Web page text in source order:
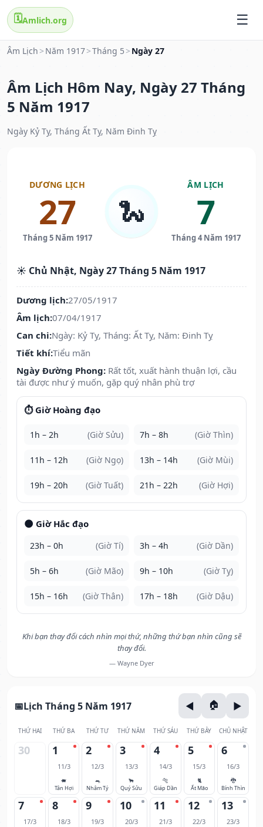
🗓️Amlich.org
Âm Lịch > Năm 1917>Tháng 5 > Ngày 27
Âm Lịch Hôm Nay, Ngày 27 Tháng
5 Năm 1917
Ngày Kỷ Tỵ, Tháng Ất Tỵ, Năm Đinh Tỵ
DƯƠNG LỊCH
27
Tháng 5 Năm 1917
🐍
ÂM LỊCH
7
Tháng 4 Năm 1917
☀️ Chủ Nhật, Ngày 27 Tháng 5 Năm 1917
Dương lịch:27/05/1917
Âm lịch:07/04/1917
Can chi:Ngày: Kỷ Tỵ, Tháng: Ất Tỵ, Năm: Đinh Tỵ
Tiết khí:Tiểu mãn
Ngày Đường Phong: Rất tốt, xuất hành thuận lợi, cầu
tài được như ý muốn, gặp quý nhân phù trợ
⏱️ Giờ Hoàng đạo
1h – 2h (Giờ Sửu) 7h – 8h (Giờ Thìn)
11h – 12h (Giờ Ngọ) 13h – 14h (Giờ Mùi)
19h – 20h (Giờ Tuất) 21h – 22h (Giờ Hợi)
🌑 Giờ Hắc đạo
23h – 0h (Giờ Tí) 3h – 4h (Giờ Dần)
5h – 6h (Giờ Mão) 9h – 10h (Giờ Tỵ)
15h – 16h (Giờ Thân) 17h – 18h (Giờ Dậu)
Khi bạn thay đổi cách nhìn mọi thứ, những thứ bạn nhìn cũng sẽ
thay đổi.
— Wayne Dyer
Lịch Tháng 5 Năm 1917
THỨ HAI THỨ BA THỨ TƯ THỨ NĂM THỨ SÁU THỨ BẢY CHỦ NHẬT
30 1
11/3
🐖
Tân Hợi
2
12/3
🐀
Nhâm Tý
3
13/3
🐂
Quý Sửu
4
14/3
🐅
Giáp Dần
5
15/3
🐈
Ất Mão
6
16/3
🐉
Bính Thìn
7
17/3
8
18/3
9
19/3
10
20/3
11
21/3
12
22/3
13
23/3